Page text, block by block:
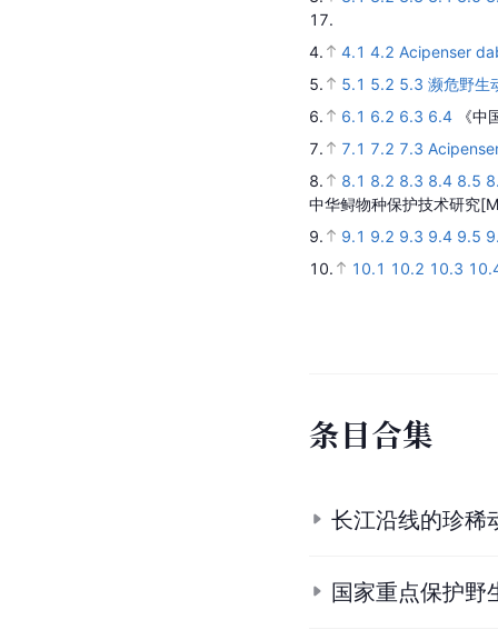
17.
4.
4.1 4.2 Acipenser
5.
5.1 5.2 5.3 濒危野生
6.
6.1 6.2 6.3 6.4
《
7.
7.1 7.2 7.3
8.
8.1 8.2 8.3 8.4 8.5
中华鲟物种保护技术研究
9.
9.1 9.2 9.3 9.4 9.5
10.
10.1 10.2 10.3
条目合集
长江沿线的珍稀
国家重点保护野